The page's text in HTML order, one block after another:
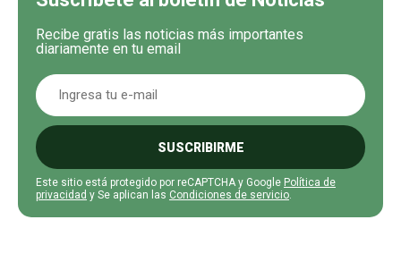
Recibe gratis las noticias más importantes
diariamente en tu email
SUSCRIBIRME
Este sitio está protegido por reCAPTCHA y Google Política de
privacidad y Se aplican las Condiciones de servicio.